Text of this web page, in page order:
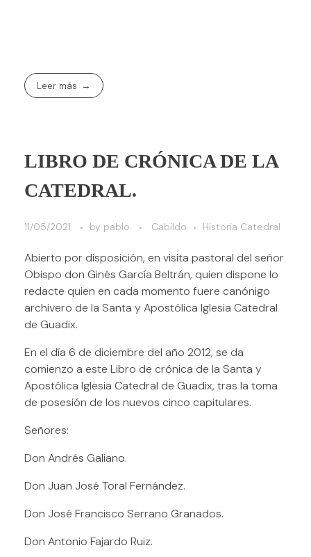
Leer más
LIBRO DE CRÓNICA DE LA
CATEDRAL.
11/05/2021 by pablo Cabildo Historia Catedral
Abierto por disposición, en visita pastoral del señor
Obispo don Ginés García Beltrán, quien dispone lo
redacte quien en cada momento fuere canónigo
archivero de la Santa y Apostólica Iglesia Catedral
de Guadix.
En el día 6 de diciembre del año 2012, se da
comienzo a este Libro de crónica de la Santa y
Apostólica Iglesia Catedral de Guadix, tras la toma
de posesión de los nuevos cinco capitulares.
Señores:
Don Andrés Galiano.
Don Juan José Toral Fernández.
Don José Francisco Serrano Granados.
Don Antonio Fajardo Ruiz.